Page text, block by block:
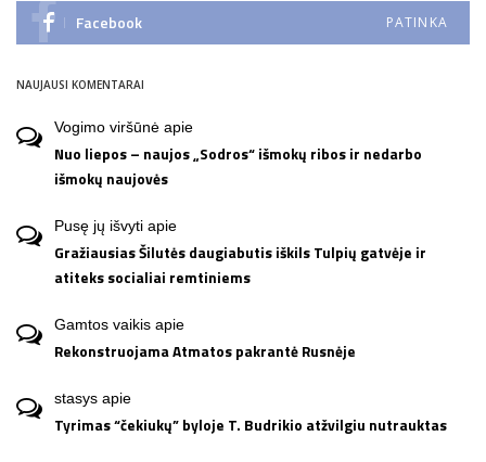
Facebook PATINKA
NAUJAUSI KOMENTARAI
Vogimo viršūnė apie
Nuo liepos – naujos „Sodros“ išmokų ribos ir nedarbo
išmokų naujovės
Pusę jų išvyti apie
Gražiausias Šilutės daugiabutis iškils Tulpių gatvėje ir
atiteks socialiai remtiniems
Gamtos vaikis apie
Rekonstruojama Atmatos pakrantė Rusnėje
stasys apie
Tyrimas “čekiukų” byloje T. Budrikio atžvilgiu nutrauktas